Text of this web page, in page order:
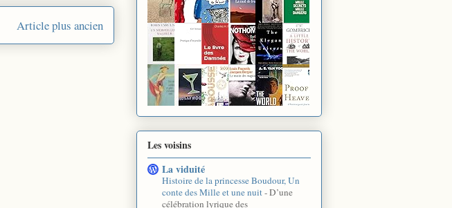
Article plus ancien
Les voisins
La viduité
Histoire de la princesse Boudour, Un
conte des Mille et une nuit-D’une
célébration lyrique des